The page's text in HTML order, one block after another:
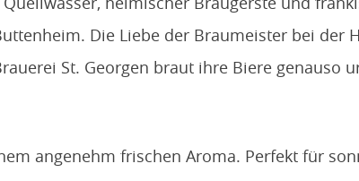
Die Liebe der Braumeister bei der
St. Georgen braut ihre Biere genauso
angenehm frischen Aroma. Perfekt für